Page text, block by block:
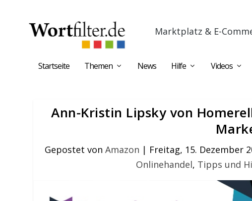
Marktplatz & E-
Startseite Themen News Hilfe Videos
Ann-Kristin Lipsky von
Gepostet von Amazon | Freitag, 15. Dezember
Onlinehandel, Tipps und